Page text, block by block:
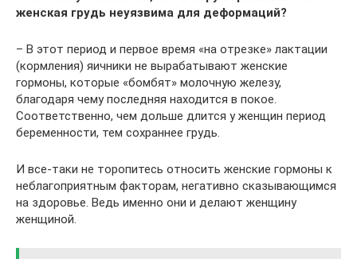
женская грудь неуязвима для деформаций?
– В этот период и первое время «на отрезке» лактации
(кормления) яичники не вырабатывают женские
гормоны, которые «бомбят» молочную железу,
благодаря чему последняя находится в покое.
Соответственно, чем дольше длится у женщин период
беременности, тем сохраннее грудь.
И все-таки не торопитесь относить женские гормоны к
неблагоприятным факторам, негативно сказывающимся
на здоровье. Ведь именно они и делают женщину
женщиной.